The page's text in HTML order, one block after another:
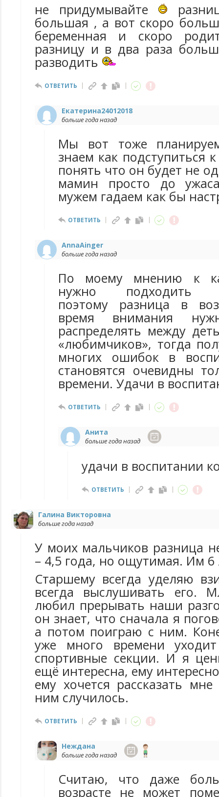
не придумывайте
большая , а вот скоро
беременная и скоро
разницу и в два раза
разводить
ОТВЕТИТЬ
Екатерина24012018
больше года назад
Мы вот тоже
знаем как подступиться
понять что он будет не
мамин просто до
мужем гадаем как бы
ОТВЕТИТЬ
AnnaAinger
больше года назад
По моему мнению к
нужно подходить
поэтому разница в
время внимания
распределять между
«любимчиков», тогда
многих ошибок в
становятся очевидны
времени. Удачи в
ОТВЕТИТЬ
Анита
больше года назад
удачи в воспитании
ОТВЕТИТЬ
Галина Викторовна
больше года назад
У моих мальчиков разница
– 4,5 года, но ощутимая. Им 6
Старшему всегда уделяю
всегда выслушивать его.
любил прерывать наши
он знает, что сначала я
а потом поиграю с ним.
уже много времени
спортивные секции. И я
ещё интересна, ему
ему хочется рассказать
ним случилось.
ОТВЕТИТЬ
Неждана
больше года назад
Считаю, что даже
возрасте не может